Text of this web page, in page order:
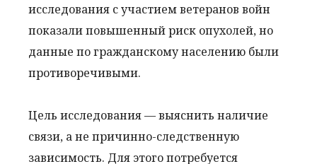
исследования с участием ветеранов войн
показали повышенный риск опухолей, но
данные по гражданскому населению были
противоречивыми.
Цель исследования — выяснить наличие
связи, а не причинно-следственную
зависимость. Для этого потребуется